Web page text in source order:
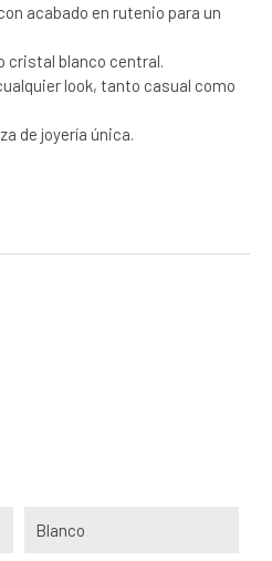
acabado en rutenio para un
cristal blanco central.
look, tanto casual como
de joyería única.
Blanco